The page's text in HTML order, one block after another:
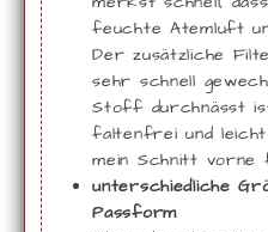
feuchte Atemluft
Der zusätzliche
sehr schnell
Stoff durchnässt
faltenfrei und
mein Schnitt vorne
unterschiedliche
Passform